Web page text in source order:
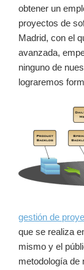
obtener un
proyectos de
Madrid, con el
avanzada,
ninguno de
lograremos
gestión de
que se realiza
mismo y el
metodología de